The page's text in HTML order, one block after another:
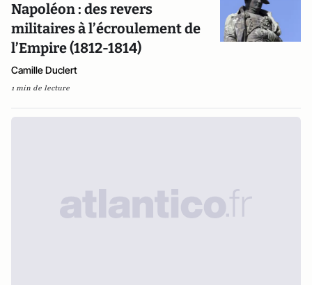
Napoléon : des revers
militaires à l’écroulement de
l’Empire (1812-1814)
Camille Duclert
1 min de lecture